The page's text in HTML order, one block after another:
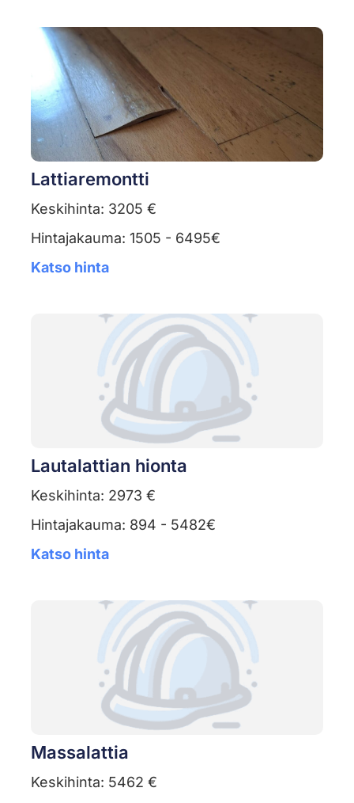
Lattiaremontti
Keskihinta: 3205 €
Hintajakauma: 1505 - 6495€
Katso hinta
Lautalattian hionta
Keskihinta: 2973 €
Hintajakauma: 894 - 5482€
Katso hinta
Massalattia
Keskihinta: 5462 €